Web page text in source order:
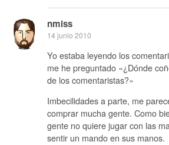
nmlss
14 junio 2010
Yo estaba leyendo los
me he preguntado «¿Dónde
de los comentaristas?»
Imbecilidades a parte, me
comprar mucha gente. Como
gente no quiere jugar con las
sentir un mando en sus manos.